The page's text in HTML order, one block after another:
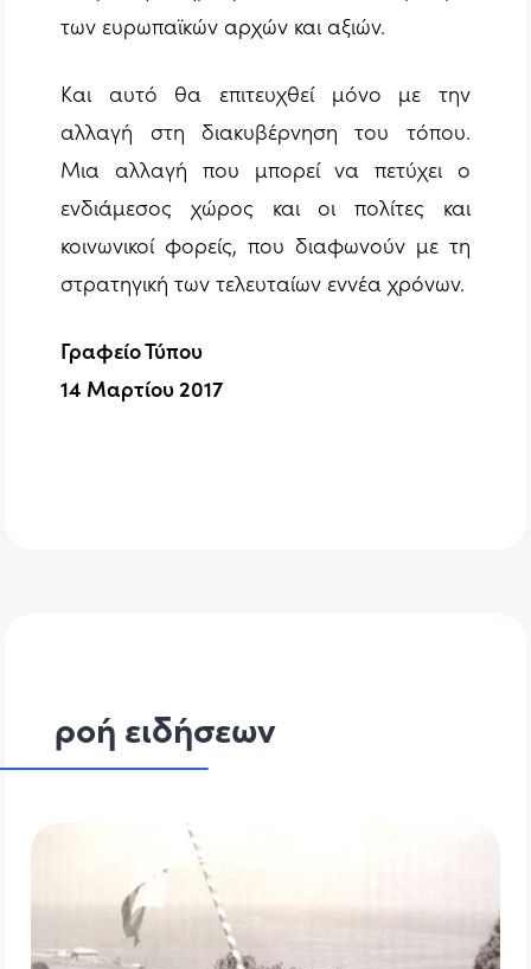
των ευρωπαϊκών αρχών και αξιών.
Και αυτό θα επιτευχθεί μόνο με την
αλλαγή στη διακυβέρνηση του τόπου.
Μια αλλαγή που μπορεί να πετύχει ο
ενδιάμεσος χώρος και οι πολίτες και
κοινωνικοί φορείς, που διαφωνούν με τη
στρατηγική των τελευταίων εννέα χρόνων.
Γραφείο Τύπου
14 Μαρτίου 2017
ροή ειδήσεων